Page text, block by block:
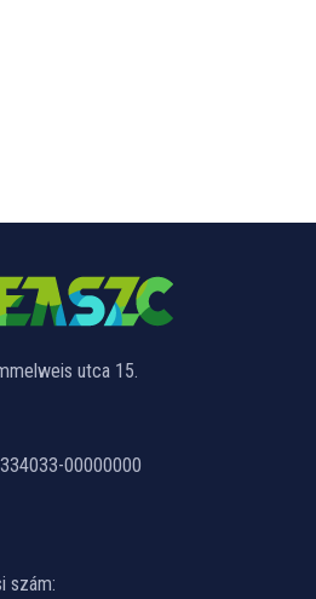
utca 15.
00000000
szám: